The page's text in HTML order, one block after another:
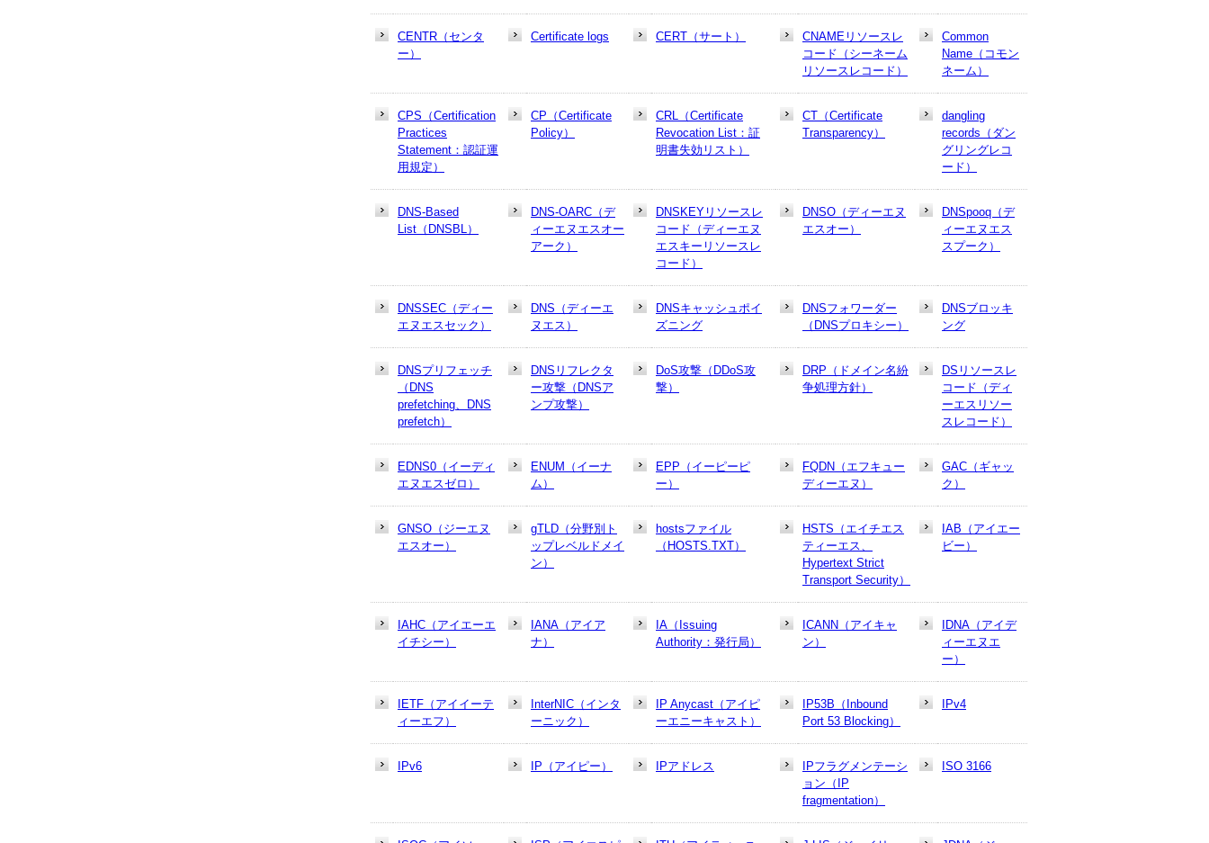
CENTR（センタ
ー）
Certificate logs CERT（サート）
CNAMEリソースレ
コード（シーネーム
リソースレコード）
Common
Name（コモン
ネーム）
CPS（Certification
Practices
Statement：認証運
用規定）
CP（Certificate
Policy）
CRL（Certificate
Revocation List：証
明書失効リスト）
CT（Certificate
Transparency）
dangling
records（ダン
グリングレコ
ード）
DNS-Based
List（DNSBL）
DNS-OARC（デ
ィーエヌエスオー
アーク）
DNSKEYリソースレ
コード（ディーエヌ
エスキーリソースレ
コード）
DNSO（ディーエヌ
エスオー）
DNSpooq（デ
ィーエヌエス
スプーク）
DNSSEC（ディー
エヌエスセック）
DNS（ディーエ
ヌエス）
DNSキャッシュポイ
ズニング
DNSフォワーダー
（DNSプロキシー）
DNSブロッキ
ング
DNSプリフェッチ
（DNS
prefetching、DNS
prefetch）
DNSリフレクタ
ー攻撃（DNSア
ンプ攻撃）
DoS攻撃（DDoS攻
撃）
DRP（ドメイン名紛
争処理方針）
DSリソースレ
コード（ディ
ーエスリソー
スレコード）
EDNS0（イーディ
エヌエスゼロ）
ENUM（イーナ
ム）
EPP（イーピーピ
ー）
FQDN（エフキュー
ディーエヌ）
GAC（ギャッ
ク）
GNSO（ジーエヌ
エスオー）
gTLD（分野別ト
ップレベルドメイ
ン）
hostsファイル
（HOSTS.TXT）
HSTS（エイチエス
ティーエス、
Hypertext Strict
Transport Security）
IAB（アイエー
ビー）
IAHC（アイエーエ
イチシー）
IANA（アイア
ナ）
IA（Issuing
Authority：発行局）
ICANN（アイキャ
ン）
IDNA（アイデ
ィーエヌエ
ー）
IETF（アイイーテ
ィーエフ）
InterNIC（インタ
ーニック）
IP Anycast（アイピ
ーエニーキャスト）
IP53B（Inbound
Port 53 Blocking）
IPv4
IPv6 IP（アイピー） IPアドレス
IPフラグメンテーシ
ョン（IP
fragmentation）
ISO 3166